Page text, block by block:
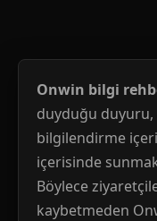
Onwin bilgi
duyduğu duyuru,
bilgilendirme
içerisinde sunmak
Böylece
kaybetmeden